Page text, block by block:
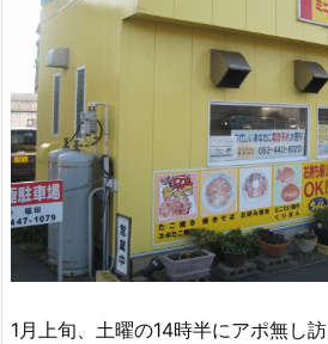
1月上旬、土曜の14時半にアポ無し